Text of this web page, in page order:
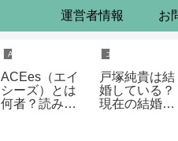
運営者情報 お
ACEes
ACEes（エイ
シーズ）とは
何者？読み
エンタメ
戸塚純貴は結
婚している？
現在の結婚状